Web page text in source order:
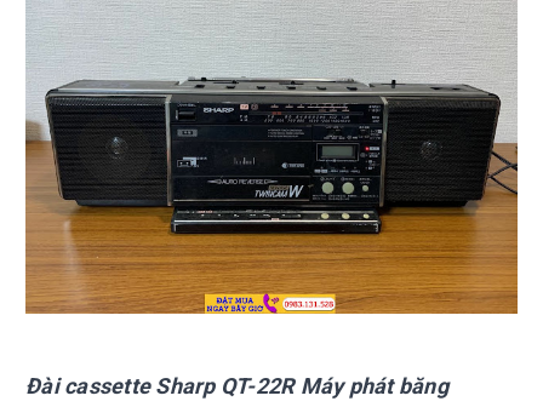
Đài cassette Sharp QT-22R Máy phát băng